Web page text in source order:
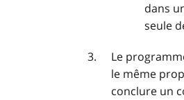
dans
seule
Le
le même
conclure un